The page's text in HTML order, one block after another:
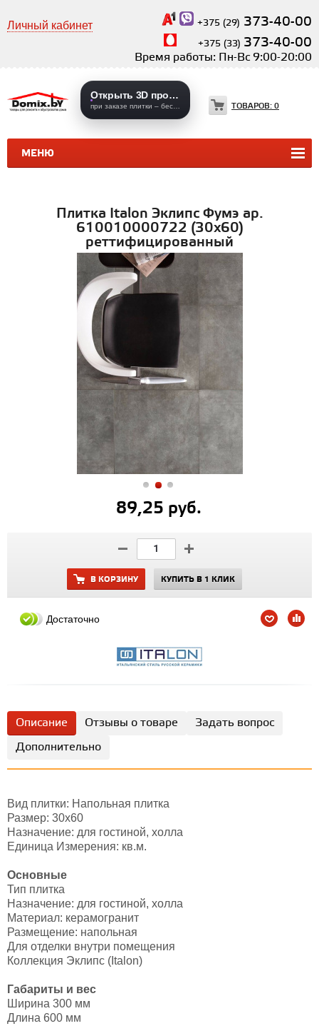
Личный кабинет +375 (29) 373-40-00
+375 (33) 373-40-00
Время работы: Пн-Вс 9:00-20:00
МЕНЮ
Открыть 3D проекты
ТОВАРОВ: 0
КЕРАМИЧЕСКАЯ ПЛИТКА
Плитка Italon Эклипс Фумэ ар.
610010000722 (30x60)
реттифицированный
89,25 руб.
В КОРЗИНУ КУПИТЬ В 1 КЛИК
Достаточно
Описание Отзывы о товаре
Задать вопрос
Дополнительно
Вид плитки: Напольная плитка
Размер: 30х60
Назначение: для гостиной, холла
Единица Измерения: кв.м.
Основные
Тип плитка
Назначение: для гостиной, холла
Материал: керамогранит
Размещение: напольная
Для отделки внутри помещения
Коллекция Эклипс (Italon)
Габариты и вес
Ширина 300 мм
Длина 600 мм